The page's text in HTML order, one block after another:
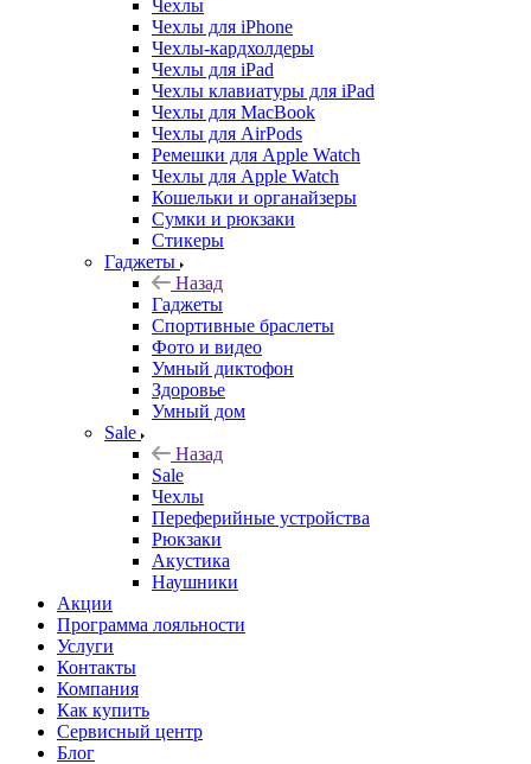
Чехлы
Чехлы для iPhone
Чехлы-кардхолдеры
Чехлы для iPad
Чехлы клавиатуры для iPad
Чехлы для MacBook
Чехлы для AirPods
Ремешки для Apple Watch
Чехлы для Apple Watch
Кошельки и органайзеры
Сумки и рюкзаки
Стикеры
Гаджеты
Назад
Гаджеты
Спортивные браслеты
Фото и видео
Умный диктофон
Здоровье
Умный дом
Sale
Назад
Sale
Чехлы
Переферийные устройства
Рюкзаки
Акустика
Наушники
Акции
Программа лояльности
Услуги
Контакты
Компания
Как купить
Сервисный центр
Блог